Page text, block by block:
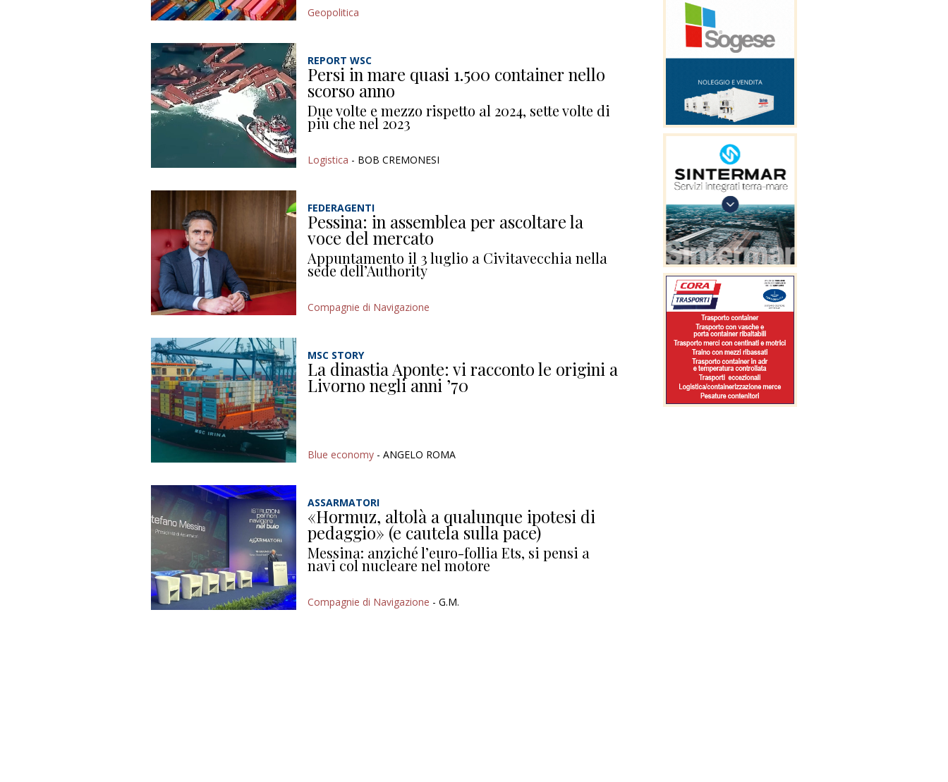
Geopolitica
REPORT WSC
Persi in mare quasi 1.500 container nello
scorso anno
Due volte e mezzo rispetto al 2024, sette volte di
più che nel 2023
Logistica - BOB CREMONESI
FEDERAGENTI
Pessina: in assemblea per ascoltare la
voce del mercato
Appuntamento il 3 luglio a Civitavecchia nella
sede dell’Authority
Compagnie di Navigazione
MSC STORY
La dinastia Aponte: vi racconto le origini a
Livorno negli anni ’70
Blue economy - ANGELO ROMA
ASSARMATORI
«Hormuz, altolà a qualunque ipotesi di
pedaggio» (e cautela sulla pace)
Messina: anziché l’euro-follia Ets, si pensi a
navi col nucleare nel motore
Compagnie di Navigazione - G.M.